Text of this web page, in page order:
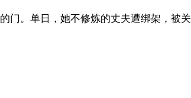
门。单日，她不修炼的丈夫遭绑架，被关